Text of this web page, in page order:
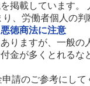
掲載しています
り、労働者個人の
徳商法に注意
りますが、一般
金が多くとれる
請のご参考にし